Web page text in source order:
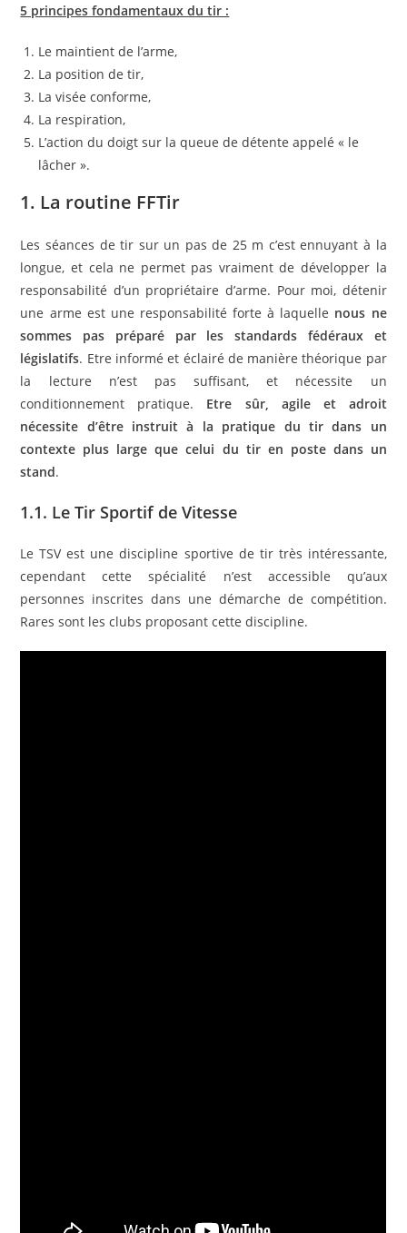
5 principes fondamentaux du tir :
Le maintient de l’arme,
La position de tir,
La visée conforme,
La respiration,
L’action du doigt sur la queue de détente appelé « le
lâcher ».
1. La routine FFTir
Les séances de tir sur un pas de 25 m c’est ennuyant à la
longue, et cela ne permet pas vraiment de développer la
responsabilité d’un propriétaire d’arme. Pour moi, détenir
une arme est une responsabilité forte à laquelle nous ne
sommes pas préparé par les standards fédéraux et
législatifs. Etre informé et éclairé de manière théorique par
la lecture n’est pas suffisant, et nécessite un
conditionnement pratique. Etre sûr, agile et adroit
nécessite d’être instruit à la pratique du tir dans un
contexte plus large que celui du tir en poste dans un
stand.
1.1. Le Tir Sportif de Vitesse
Le TSV est une discipline sportive de tir très intéressante,
cependant cette spécialité n’est accessible qu’aux
personnes inscrites dans une démarche de compétition.
Rares sont les clubs proposant cette discipline.